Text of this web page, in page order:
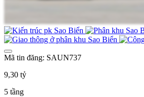
Mã tin đăng: SAUN737
9,30 tỷ
5 tầng